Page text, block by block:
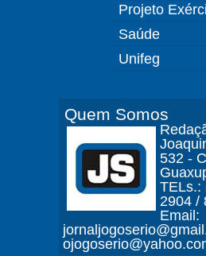
Projeto
Saúde
Unifeg
Quem Somos
532 -
TELs.:
2904 /
Email: